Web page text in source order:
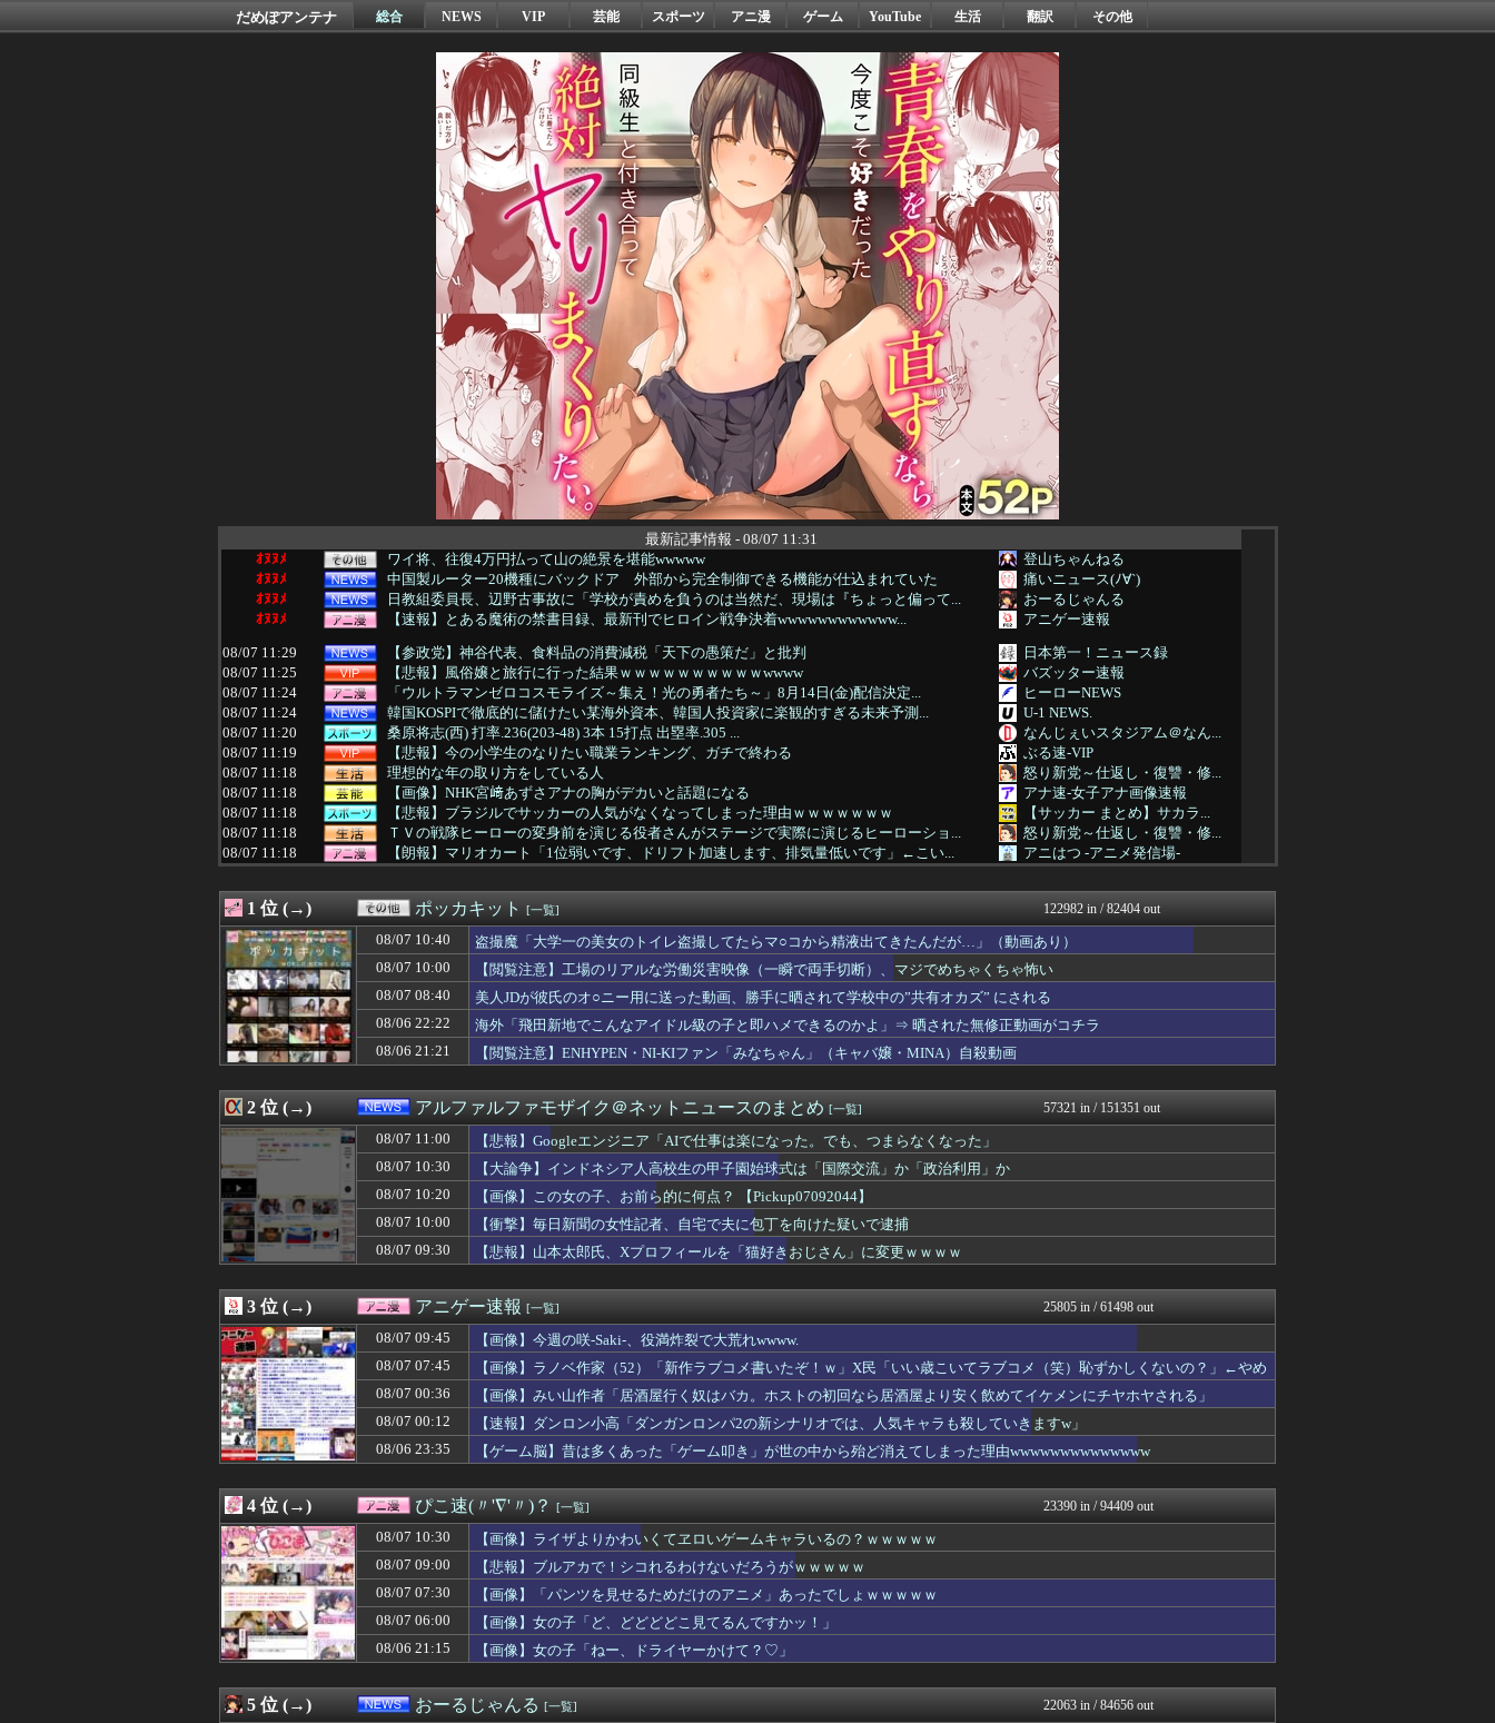
だめぽアンテナ 総合 NEWS VIP 芸能 スポーツ アニ漫 ゲーム YouTube 生活 翻訳 その他
最新記事情報 - 08/07 11:31
ｵﾇﾇﾒ
ワイ将、往復4万円払って山の絶景を堪能wwwww
登山ちゃんねる
ｵﾇﾇﾒ
中国製ルーター20機種にバックドア 外部から完全制御できる機能が仕込まれていた
痛いニュース(ﾉ∀`)
ｵﾇﾇﾒ
日教組委員長、辺野古事故に「学校が責めを負うのは当然だ、現場は『ちょっと偏って...
おーるじゃんる
ｵﾇﾇﾒ
【速報】とある魔術の禁書目録、最新刊でヒロイン戦争決着wwwwwwwwwwww...
アニゲー速報
08/07 11:29
【参政党】神谷代表、食料品の消費減税「天下の愚策だ」と批判
日本第一！ニュース録
08/07 11:25
【悲報】風俗嬢と旅行に行った結果ｗｗｗｗｗｗｗｗｗｗwwww
バズッター速報
08/07 11:24
「ウルトラマンゼロコスモライズ～集え！光の勇者たち～」8月14日(金)配信決定...
ヒーローNEWS
08/07 11:24
韓国KOSPIで徹底的に儲けたい某海外資本、韓国人投資家に楽観的すぎる未来予測...
U-1 NEWS.
08/07 11:20
桑原将志(西) 打率.236(203-48) 3本 15打点 出塁率.305 ...
なんじぇいスタジアム＠なん...
08/07 11:19
【悲報】今の小学生のなりたい職業ランキング、ガチで終わる
ぶる速-VIP
08/07 11:18
理想的な年の取り方をしている人
怒り新党～仕返し・復讐・修...
08/07 11:18
【画像】NHK宮﨑あずさアナの胸がデカいと話題になる
アナ速‐女子アナ画像速報
08/07 11:18
【悲報】ブラジルでサッカーの人気がなくなってしまった理由ｗｗｗｗｗｗｗ
【サッカー まとめ】サカラ...
08/07 11:18
ＴＶの戦隊ヒーローの変身前を演じる役者さんがステージで実際に演じるヒーローショ...
怒り新党～仕返し・復讐・修...
08/07 11:18
【朗報】マリオカート「1位弱いです、ドリフト加速します、排気量低いです」←こい...
アニはつ -アニメ発信場-
08/07 11:16
【朗報】女子陸上選手「過度な撮影制限はやめて欲しい、私のお尻は問題ない」
なんJ PRIDE
08/07 11:16
元区議団長 「共産党は義援金を被災地に持ってはいく。が、持って行った先で党の活...
おーるじゃんる
08/07 11:15
【高校野球】青森山田のユニフォームが話題沸騰「涼しそう」「熱中症対策では」「T...
鷹速@ホークスまとめブログ
08/07 11:15
増水した川に取り残されたアライグマ、パドルボードで救助されて人の脚の下に潜り込...
QQQ(海外の反応)
08/07 11:15
看護学校通ってる女友達に聞いたら実技実習があるらしい→こうなるwww
まとめCUP
08/07 11:13
神「お前に彼女を与える。『顔』『性格』『体型』に200ポイントを振り分けよ」←...
ダイエット速報＠2ちゃんね...
08/07 11:12
【正論】ナイナイ岡村に世の夫たちが『大共感』してしまうｗｗｗｗｗｗｗｗ
NEWSまとめもりー｜2c...
08/07 11:12
【衝撃】最近の若者がヤバすぎるｗｗｗｗ退職まで2週間を切った後輩くん、やりたい...
デジタルニューススレッド
08/07 11:12
浮気相手との性行為時間→3時間、嫁との性行為時間→15分wwwwwwwww
08/07 11:11
【NBA】カーメロ・アンソニーの2年前のブランソンの減額に対する発言が掘り返さ...
バスケまとめ・COM
08/07 11:10
ダルビッシュ有さん、完全に忘れられる
なんじぇいスタジアム＠なん...
08/07 11:10
【速報】外人の医療費未払いが多すぎたので病院が外人の治療を断るようになってしま...
08/07 11:09
【夢が叶う】桃鈴ねね 1st Live 「花咲く＊ねねねねねねねね超開花！」！...
トレンドの通り道
08/07 11:09
【動画】エ♡チな格好の女の子、カードが拾えなくて詰むｗｗｗｗｗｗｗ
08/07 11:08
【画像あり】ジャグラーってここまでやらないと勝てないんだよな
08/07 11:08
【動画】中国の電動バイクが発火炎上
サイ速
08/07 11:05
【悲報】人気配信者「介護士やってる男って結構ブッサイクじゃね」
わんこーる速報！
08/07 11:05
【画像】むちむち女子バレーボール選手さん、マジで脱いでしまうｗｗｗｗｗｗｗ
08/07 11:05
リゼロ初めて見てるんだけど別に主人公うざくなくね？
異世界転生まとめ速報
08/07 11:05
【悲報】週間少年ジャンプのグッズ(43億円分)を注文し全てキャンセルした女逮捕...
カンダタ速報
08/07 11:04
アメリカ「ヤニねこは黒人をネコ娘にして黒人差別を描いた社会派アニメだ」
08/07 11:03
青葉坂46さん、ついに大変なことが発覚する・・・
乃木坂46まとめ 乃木りん...
08/07 11:03
全員小学4年のロリコンアイドル。これ開いたやつはロリコン確定 ｗｗｗｗ
いたしん！
08/07 11:02
ガンダムエースが謝罪…人気カード付録で2026年9月号が全国的に入手困難に
GUNDAM.LOG｜ガン...
08/07 11:02
ロッテ毛利海大、vs西武0.92 vsその他7.41
やみ速@なんJ西武まとめ
08/07 11:01
【悲報】ホリエモン、ひろゆきの嫁にブチギレｗｗｗｗｗ
なんJ PRIDE
08/07 11:01
“外国人の職員採用”を巡りアンケート設問 「差別にはあたらない」として公表する...
痛いニュース(ﾉ∀`)
08/07 11:00
従姉妹の娘が「ワイニートのジッジ（金持ち）」にやたら会いに来る理由ｗｗｗｗｗ
投資ちゃんねる
08/07 11:00
【悲報】Googleエンジニア「AIで仕事は楽になった。でも、つまらなくなった...
アルファルファモザイク＠ネ...
08/07 11:00
宮﨑あずさアナ セクシーノースリーブ！！
08/07 11:00
Vチューバーはたかがゲームやってるだけでなぜ大金を稼げると思っているのか？
ゲーム実況者速報＠YouT...
08/07 11:00
生涯治るかわからない病気で障害年金1級になった私。だが母に姪へのプレゼントを強...
08/07 11:00
【中編】実家が遠くて里帰りできない私に義母達が義実家に来るよう勧めてくる。3D...
08/07 11:00
【セール】Dell、HP、NEC、ASUSなどのノートパソコンがセール中！
08/07 11:00
【高校野球】青森山田のユニフォームが話題沸騰！称賛続々 「涼しそう」「熱中症対...
日刊やきう速報
08/07 11:00
【VTuber】Google Play「選抜！推しナイン発表会」出演者発表！『...
08/07 11:00
影山優佳の最新の『下半身』ガチでエグいって・・・
乃木通 乃木坂46櫻坂46...
08/07 11:00
44歳無職です。精神科に通院中で生活保護を受けてます。妻に酷いことばかりしたの...
すまいる(^-^)ぶろぐ
1 位 (→) ポッカキット [一覧] 122982 in / 82404 out
08/07 10:40
盗撮魔「大学一の美女のトイレ盗撮してたらマ○コから精液出てきたんだが…」（動画あり）
08/07 10:00
【閲覧注意】工場のリアルな労働災害映像（一瞬で両手切断）、マジでめちゃくちゃ怖い
08/07 08:40
美人JDが彼氏のオ○ニー用に送った動画、勝手に晒されて学校中の”共有オカズ” にされる
08/06 22:22
海外「飛田新地でこんなアイドル級の子と即ハメできるのかよ」⇒ 晒された無修正動画がコチラ
08/06 21:21
【閲覧注意】ENHYPEN・NI-KIファン「みなちゃん」（キャバ嬢・MINA）自殺動画
2 位 (→) アルファルファモザイク＠ネットニュースのまとめ [一覧] 57321 in / 151351 out
08/07 11:00
【悲報】Googleエンジニア「AIで仕事は楽になった。でも、つまらなくなった」
08/07 10:30
【大論争】インドネシア人高校生の甲子園始球式は「国際交流」か「政治利用」か
08/07 10:20
【画像】この女の子、お前ら的に何点？ 【Pickup07092044】
08/07 10:00
【衝撃】毎日新聞の女性記者、自宅で夫に包丁を向けた疑いで逮捕
08/07 09:30
【悲報】山本太郎氏、Xプロフィールを「猫好きおじさん」に変更ｗｗｗｗ
3 位 (→) アニゲー速報 [一覧] 25805 in / 61498 out
08/07 09:45
【画像】今週の咲-Saki-、役満炸裂で大荒れwwww.
08/07 07:45
【画像】ラノベ作家（52）「新作ラブコメ書いたぞ！ｗ」X民「いい歳こいてラブコメ（笑）恥ずかしくないの？」←やめ
たれｗと話題に
08/07 00:36
【画像】みい山作者「居酒屋行く奴はバカ。ホストの初回なら居酒屋より安く飲めてイケメンにチヤホヤされる」
08/07 00:12
【速報】ダンロン小高「ダンガンロンパ2の新シナリオでは、人気キャラも殺していきますw」
08/06 23:35
【ゲーム脳】昔は多くあった「ゲーム叩き」が世の中から殆ど消えてしまった理由wwwwwwwwwwwwww
4 位 (→) ぴこ速(〃'∇'〃)？ [一覧] 23390 in / 94409 out
08/07 10:30
【画像】ライザよりかわいくてヱロいゲームキャラいるの？ｗｗｗｗｗ
08/07 09:00
【悲報】ブルアカで！シコれるわけないだろうがｗｗｗｗｗ
08/07 07:30
【画像】「パンツを見せるためだけのアニメ」あったでしょｗｗｗｗｗ
08/07 06:00
【画像】女の子「ど、どどどどこ見てるんですかッ！」
08/06 21:15
【画像】女の子「ねー、ドライヤーかけて？♡」
5 位 (→) おーるじゃんる [一覧] 22063 in / 84656 out